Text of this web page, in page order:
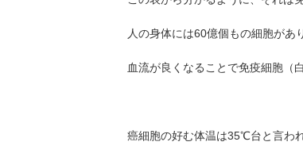
人の身体には60億個もの細胞があ
血流が良くなることで免疫細胞（
癌細胞の好む体温は35℃台と言わ